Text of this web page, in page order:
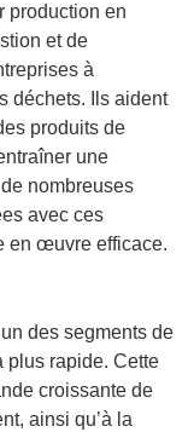
production en
et de
à
déchets. Ils aident
produits de
une
nombreuses
avec ces
en œuvre efficace.
des segments de
plus rapide. Cette
croissante de
ainsi qu’à la